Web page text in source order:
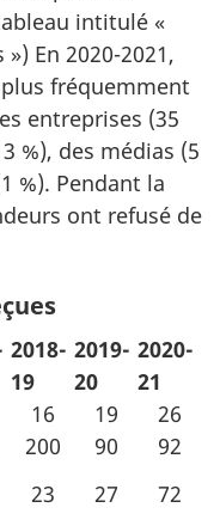
intitulé «
En 2020-2021,
fréquemment
entreprises (35
%), des médias (5
%). Pendant la
ont refusé de
2018-
19
2019-
20
2020-
21
16 19
26
200 90
92
23 27
72